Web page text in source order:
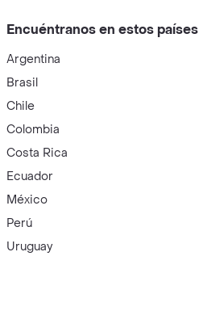
Encuéntranos en estos países
Argentina
Brasil
Chile
Colombia
Costa Rica
Ecuador
México
Perú
Uruguay